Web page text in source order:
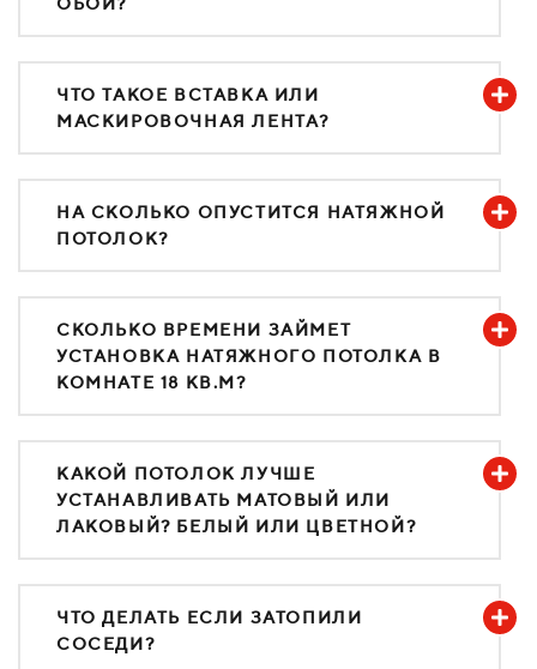
ОБОИ?
ЧТО ТАКОЕ ВСТАВКА ИЛИ
МАСКИРОВОЧНАЯ ЛЕНТА?
НА СКОЛЬКО ОПУСТИТСЯ НАТЯЖНОЙ
ПОТОЛОК?
СКОЛЬКО ВРЕМЕНИ ЗАЙМЕТ
УСТАНОВКА НАТЯЖНОГО ПОТОЛКА В
КОМНАТЕ 18 КВ.М?
КАКОЙ ПОТОЛОК ЛУЧШЕ
УСТАНАВЛИВАТЬ МАТОВЫЙ ИЛИ
ЛАКОВЫЙ? БЕЛЫЙ ИЛИ ЦВЕТНОЙ?
ЧТО ДЕЛАТЬ ЕСЛИ ЗАТОПИЛИ
СОСЕДИ?